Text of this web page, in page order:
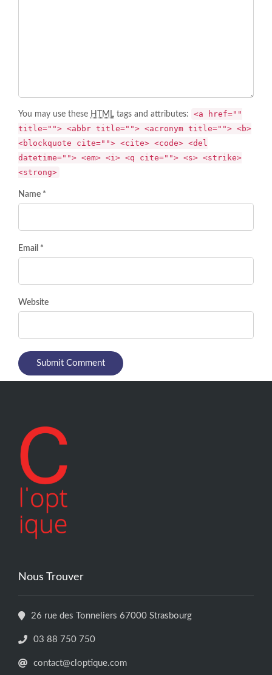
You may use these HTML tags and attributes:
<a href=""
title=""> <abbr title=""> <acronym title=""> <b>
<blockquote cite=""> <cite> <code> <del
datetime=""> <em> <i> <q cite=""> <s> <strike>
<strong>
Name *
Email *
Website
Nous Trouver
26 rue des Tonneliers 67000 Strasbourg
03 88 750 750
contact@cloptique.com